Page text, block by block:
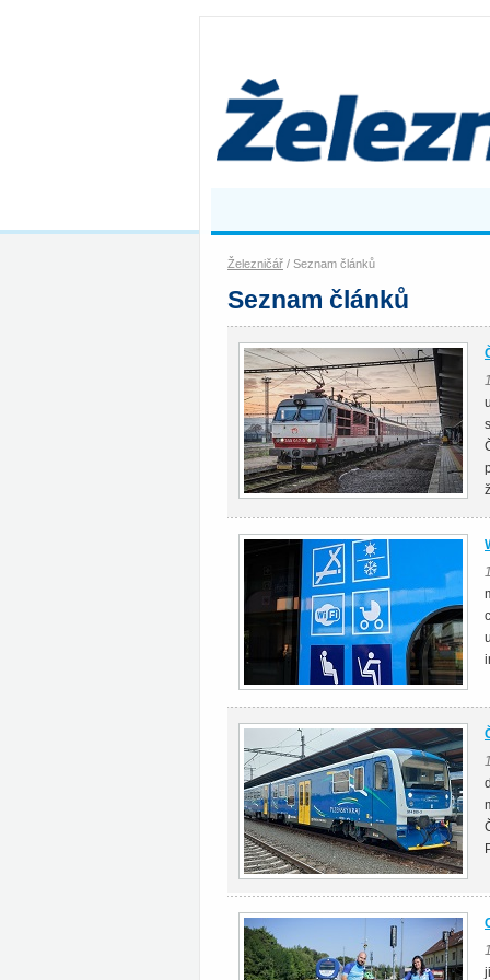
Železničář / Seznam článků
Seznam článků